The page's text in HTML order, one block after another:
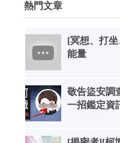
熱門文章
[冥想、打
能量
敬告盜安調
一招鑑定資